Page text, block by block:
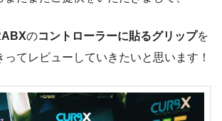
のコントローラーに貼るグリップを
てレビューしていきたいと思います！